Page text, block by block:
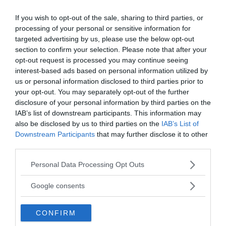
If you wish to opt-out of the sale, sharing to third parties, or
processing of your personal or sensitive information for
targeted advertising by us, please use the below opt-out
section to confirm your selection. Please note that after your
opt-out request is processed you may continue seeing
interest-based ads based on personal information utilized by
us or personal information disclosed to third parties prior to
your opt-out. You may separately opt-out of the further
disclosure of your personal information by third parties on the
IAB’s list of downstream participants. This information may
also be disclosed by us to third parties on the IAB’s List of
Downstream Participants that may further disclose it to other
Please note that this website/app uses one or more Google
not limited to your visit or usage behaviour. You may click to
use your data for below specified purposes in below Google
consent section.
Personal Data Processing Opt Outs
Google consents
CONFIRM
nel cercare di applicare il principio di Pareto alla
gestione del tempo, è imparare a distinguere fra le
varie attività quelle che sonopiù e meno importanti
e dedicare il tempo ad ognuna di esse in funzione
dellepriorità di importanzaa cui corrispondono.
Semplice a dirsi, ma difficile a farsi? Provate con la
griglia di decisione di Eisenhowerpotreste fare
delle scoperte interessanti!
Leggi ancheIl procastinare e la percezione
del tempo >>
COMPETENZE FORMAZIONE
Ti potrebbe interessare anche